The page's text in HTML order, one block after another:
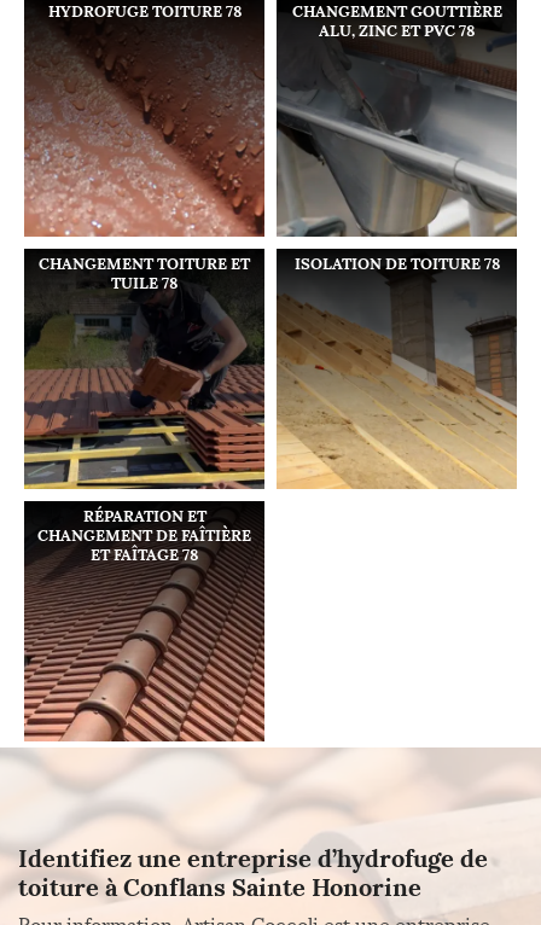
HYDROFUGE TOITURE 78
CHANGEMENT GOUTTIÈRE
ALU, ZINC ET PVC 78
CHANGEMENT TOITURE ET
TUILE 78
ISOLATION DE TOITURE 78
RÉPARATION ET
CHANGEMENT DE FAÎTIÈRE
ET FAÎTAGE 78
Identifiez une entreprise d’hydrofuge de
toiture à Conflans Sainte Honorine